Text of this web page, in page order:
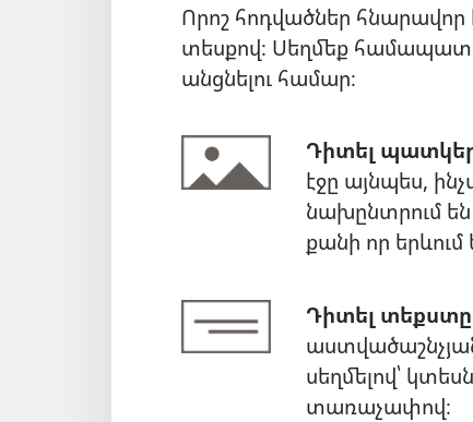
Որոշ հոդվածներ հնարավոր
տեսքով։ Սեղմեք
անցնելու համար։
Դիտել
էջը այնպես,
նախընտրում
քանի որ
Դիտել
սեղմելով՝
տառաչափով։